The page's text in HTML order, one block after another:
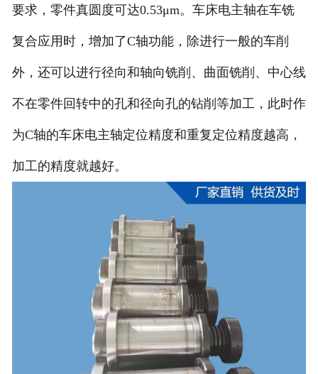
要求，零件真圆度可达0.53μm。车床电主轴在车铣
复合应用时，增加了C轴功能，除进行一般的车削
外，还可以进行径向和轴向铣削、曲面铣削、中心线
不在零件回转中的孔和径向孔的钻削等加工，此时作
为C轴的车床电主轴定位精度和重复定位精度越高，
加工的精度就越好。